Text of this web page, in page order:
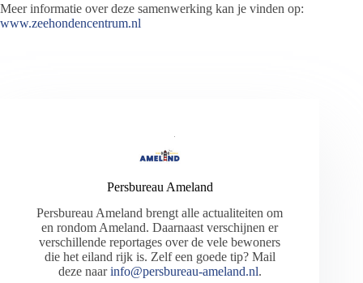
Meer informatie over deze samenwerking kan je vinden op:
www.zeehondencentrum.nl
Persbureau Ameland
Persbureau Ameland brengt alle actualiteiten om
en rondom Ameland. Daarnaast verschijnen er
verschillende reportages over de vele bewoners
die het eiland rijk is. Zelf een goede tip? Mail
deze naarinfo@persbureau-ameland.nl.